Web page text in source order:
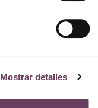
Mostrar detalles